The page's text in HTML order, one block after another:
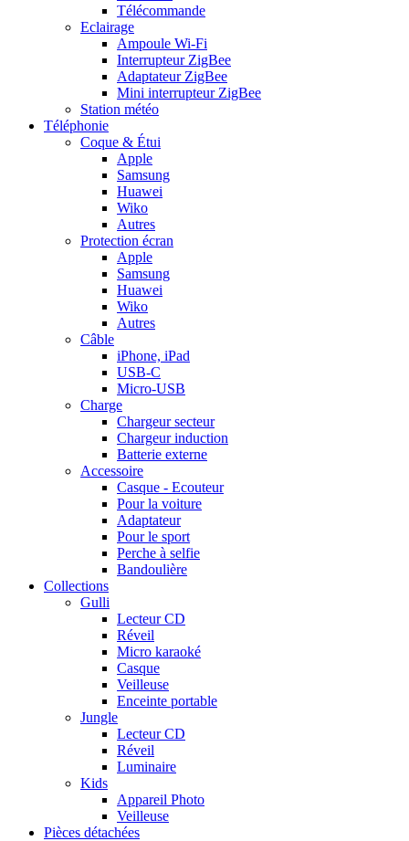
Télécommande
Eclairage
Ampoule Wi-Fi
Interrupteur ZigBee
Adaptateur ZigBee
Mini interrupteur ZigBee
Station météo
Téléphonie
Coque & Étui
Apple
Samsung
Huawei
Wiko
Autres
Protection écran
Apple
Samsung
Huawei
Wiko
Autres
Câble
iPhone, iPad
USB-C
Micro-USB
Charge
Chargeur secteur
Chargeur induction
Batterie externe
Accessoire
Casque - Ecouteur
Pour la voiture
Adaptateur
Pour le sport
Perche à selfie
Bandoulière
Collections
Gulli
Lecteur CD
Réveil
Micro karaoké
Casque
Veilleuse
Enceinte portable
Jungle
Lecteur CD
Réveil
Luminaire
Kids
Appareil Photo
Veilleuse
Pièces détachées